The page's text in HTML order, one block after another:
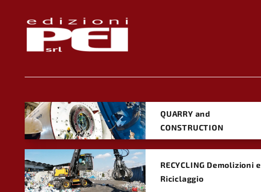
QUARRY and
CONSTRUCTION
RECYCLING Demolizioni e
Riciclaggio